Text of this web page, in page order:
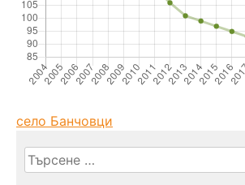
село Банчовци
Търсене
за: